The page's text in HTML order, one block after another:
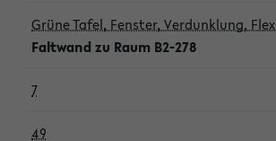
Grüne Tafel, Fenster, Verdunklung,
Faltwand zu Raum B2-278
7
49